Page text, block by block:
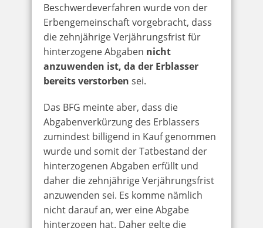
Beschwerdeverfahren wurde von der
Erbengemeinschaft vorgebracht, dass
die zehnjährige Verjährungsfrist für
hinterzogene Abgaben nicht
anzuwenden ist, da der Erblasser
bereits verstorben sei.
Das BFG meinte aber, dass die
Abgabenverkürzung des Erblassers
zumindest billigend in Kauf genommen
wurde und somit der Tatbestand der
hinterzogenen Abgaben erfüllt und
daher die zehnjährige Verjährungsfrist
anzuwenden sei. Es komme nämlich
nicht darauf an, wer eine Abgabe
hinterzogen hat. Daher gelte die